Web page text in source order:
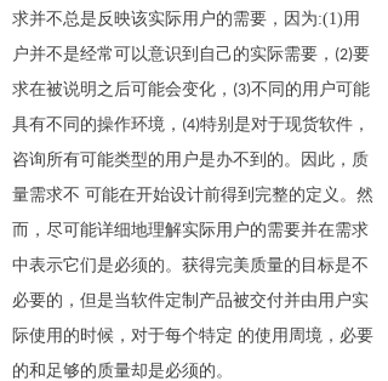
求并不总是反映该实际用户的需要，因为:(1)用
户并不是经常可以意识到自己的实际需要， (2)要
求在被说明之后可能会变化， (3)不同的用户可能
具有不同的操作环境， (4)特别是对于现货软件，
咨询所有可能类型的用户是办不到的。因此，质
量需求不 可能在开始设计前得到完整的定义。然
而，尽可能详细地理解实际用户的需要并在需求
中表示它们是必须的。获得完美质量的目标是不
必要的，但是当软件定制产品被交付并由用户实
际使用的时候，对于每个特定 的使用周境，必要
的和足够的质量却是必须的。